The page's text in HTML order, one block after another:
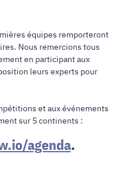
équipes remporteront
Nous remercions tous
en participant aux
leurs experts pour
et aux événements
sur 5 continents :
agenda.